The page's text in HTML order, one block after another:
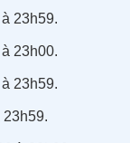
23h59.
23h00.
23h59.